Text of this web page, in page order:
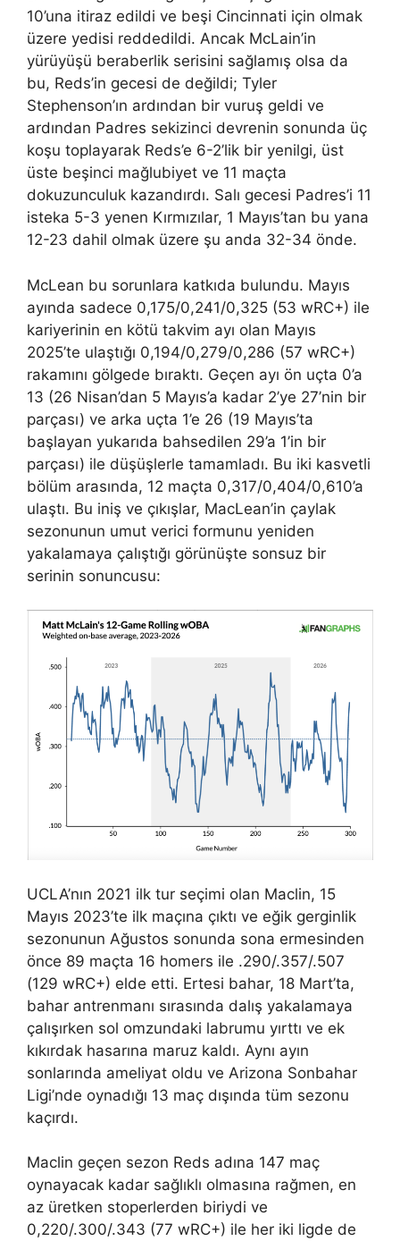
10’una itiraz edildi ve beşi Cincinnati için olmak
üzere yedisi reddedildi. Ancak McLain’in
yürüyüşü beraberlik serisini sağlamış olsa da
bu, Reds’in gecesi de değildi; Tyler
Stephenson’ın ardından bir vuruş geldi ve
ardından Padres sekizinci devrenin sonunda üç
koşu toplayarak Reds’e 6-2’lik bir yenilgi, üst
üste beşinci mağlubiyet ve 11 maçta
dokuzunculuk kazandırdı. Salı gecesi Padres’i 11
isteka 5-3 yenen Kırmızılar, 1 Mayıs’tan bu yana
12-23 dahil olmak üzere şu anda 32-34 önde.
McLean bu sorunlara katkıda bulundu. Mayıs
ayında sadece 0,175/0,241/0,325 (53 wRC+) ile
kariyerinin en kötü takvim ayı olan Mayıs
2025’te ulaştığı 0,194/0,279/0,286 (57 wRC+)
rakamını gölgede bıraktı. Geçen ayı ön uçta 0’a
13 (26 Nisan’dan 5 Mayıs’a kadar 2’ye 27’nin bir
parçası) ve arka uçta 1’e 26 (19 Mayıs’ta
başlayan yukarıda bahsedilen 29’a 1’in bir
parçası) ile düşüşlerle tamamladı. Bu iki kasvetli
bölüm arasında, 12 maçta 0,317/0,404/0,610’a
ulaştı. Bu iniş ve çıkışlar, MacLean’in çaylak
sezonunun umut verici formunu yeniden
yakalamaya çalıştığı görünüşte sonsuz bir
serinin sonuncusu:
UCLA’nın 2021 ilk tur seçimi olan Maclin, 15
Mayıs 2023’te ilk maçına çıktı ve eğik gerginlik
sezonunun Ağustos sonunda sona ermesinden
önce 89 maçta 16 homers ile .290/.357/.507
(129 wRC+) elde etti. Ertesi bahar, 18 Mart’ta,
bahar antrenmanı sırasında dalış yakalamaya
çalışırken sol omzundaki labrumu yırttı ve ek
kıkırdak hasarına maruz kaldı. Aynı ayın
sonlarında ameliyat oldu ve Arizona Sonbahar
Ligi’nde oynadığı 13 maç dışında tüm sezonu
kaçırdı.
Maclin geçen sezon Reds adına 147 maç
oynayacak kadar sağlıklı olmasına rağmen, en
az üretken stoperlerden biriydi ve
0,220/.300/.343 (77 wRC+) ile her iki ligde de